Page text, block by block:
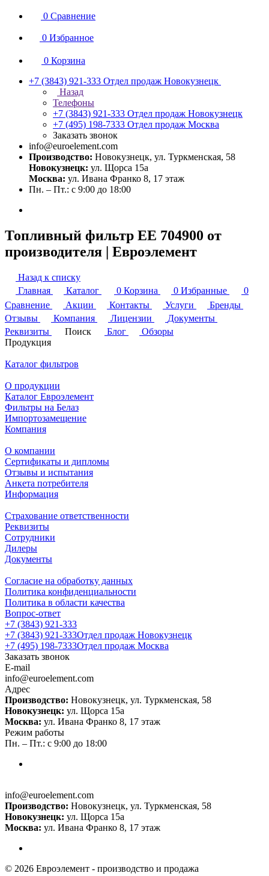
0 Сравнение
0 Избранное
0 Корзина
+7 (3843) 921-333 Отдел продаж Новокузнецк
Назад
Телефоны
+7 (3843) 921-333 Отдел продаж Новокузнецк
+7 (495) 198-7333 Отдел продаж Москва
Заказать звонок
info@euroelement.com
Производство: Новокузнецк, ул. Туркменская, 58
Новокузнецк: ул. Щорса 15а
Москва: ул. Ивана Франко 8, 17 этаж
Пн. – Пт.: с 9:00 до 18:00
Топливный фильтр ЕЕ 704900 от
производителя | Евроэлемент
Назад к списку
Главная
Каталог 0 Корзина 0 Избранные
0
Сравнение
Акции Контакты Услуги
Бренды
Отзывы
Компания Лицензии
Документы
Реквизиты
Поиск Блог
Обзоры
Продукция
Каталог фильтров
О продукции
Каталог Евроэлемент
Фильтры на Белаз
Импортозамещение
Компания
О компании
Сертификаты и дипломы
Отзывы и испытания
Анкета потребителя
Информация
Страхование ответственности
Реквизиты
Сотрудники
Дилеры
Документы
Согласие на обработку данных
Политика конфиденциальности
Политика в области качества
Вопрос-ответ
+7 (3843) 921-333
+7 (3843) 921-333Отдел продаж Новокузнецк
+7 (495) 198-7333Отдел продаж Москва
Заказать звонок
E-mail
info@euroelement.com
Адрес
Производство: Новокузнецк, ул. Туркменская, 58
Новокузнецк: ул. Щорса 15а
Москва: ул. Ивана Франко 8, 17 этаж
Режим работы
Пн. – Пт.: с 9:00 до 18:00
info@euroelement.com
Производство: Новокузнецк, ул. Туркменская, 58
Новокузнецк: ул. Щорса 15а
Москва: ул. Ивана Франко 8, 17 этаж
© 2026 Евроэлемент - производство и продажа